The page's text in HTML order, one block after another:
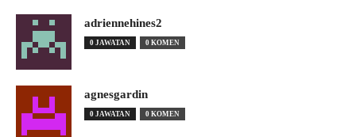
adriennehines2
0 JAWATAN 0 KOMEN
agnesgardin
0 JAWATAN 0 KOMEN